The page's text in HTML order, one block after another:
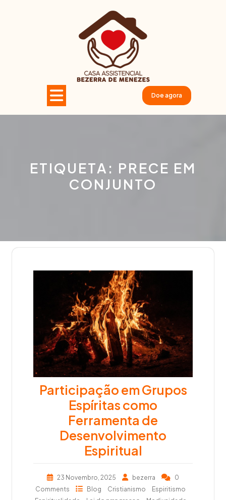
Button
Doe agora
ETIQUETA: PRECE EM
CONJUNTO
Participação em Grupos
Espíritas como
Ferramenta de
Desenvolvimento
Espiritual
23 Novembro, 2025 bezerra
0
Comments
Blog Cristianismo
Espiritismo